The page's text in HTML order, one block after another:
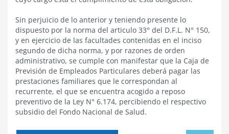
Sin perjuicio de lo anterior y teniendo presente lo
dispuesto por la norma del articulo 33° del D.F.L. N° 150,
y en ejercicio de las facultades contenidas en el inciso
segundo de dicha norma, y por razones de orden
administrativo, se cumple con manifestar que la Caja de
Previsión de Empleados Particulares deberá pagar las
prestaciones familiares que le correspondan al
recurrente, el que se encuentra acogido a reposo
preventivo de la Ley N° 6.174, percibiendo el respectivo
subsidio del Fondo Nacional de Salud.